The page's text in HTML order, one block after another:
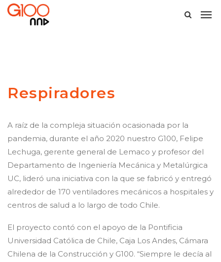
Respiradores
A raíz de la compleja situación ocasionada por la
pandemia, durante el año 2020 nuestro G100, Felipe
Lechuga, gerente general de Lemaco y profesor del
Departamento de Ingeniería Mecánica y Metalúrgica
UC, lideró una iniciativa con la que se fabricó y entregó
alrededor de 170 ventiladores mecánicos a hospitales y
centros de salud a lo largo de todo Chile.
El proyecto contó con el apoyo de la Pontificia
Universidad Católica de Chile, Caja Los Andes, Cámara
Chilena de la Construcción y G100. “Siempre le decía al